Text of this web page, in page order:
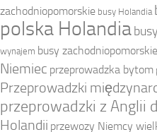
zachodniopomorskie busy Holandia
polska Holandia
wynajem busy
Niemiec przeprowadzka bytom
Przeprowadzki
przeprowadzki z Anglii
Holandii przewozy Niemcy